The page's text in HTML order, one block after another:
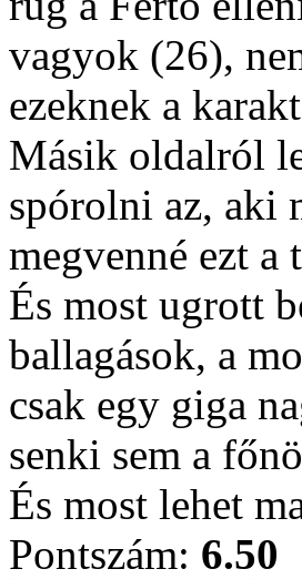
vagyok (26),
ezeknek a
Másik oldalról
spórolni az, aki
megvenné ezt
És most ugrott
ballagások, a
csak egy giga
senki sem a
És most lehet
Pontszám: 6.50